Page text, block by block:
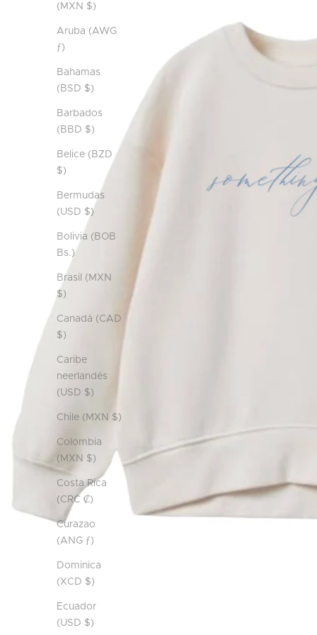
(MXN $)
Aruba (AWG
ƒ)
Bahamas
(BSD $)
Barbados
(BBD $)
Belice (BZD
$)
Bermudas
(USD $)
Bolivia (BOB
Bs.)
Brasil (MXN
$)
Canadá (CAD
$)
Caribe
neerlandés
(USD $)
Chile (MXN $)
Colombia
(MXN $)
Costa Rica
(CRC ₡)
Curazao
(ANG ƒ)
Dominica
(XCD $)
Ecuador
(USD $)